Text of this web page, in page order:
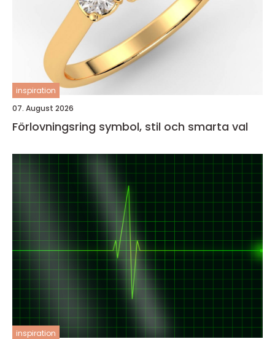
inspiration
07. August 2026
Förlovningsring symbol, stil och smarta val
inspiration